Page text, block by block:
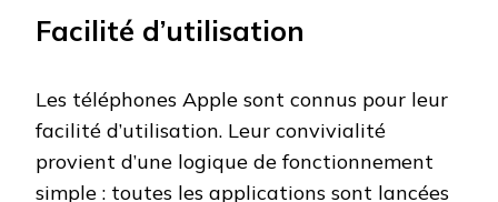
Facilité d’utilisation
Les téléphones Apple sont connus pour leur
facilité d’utilisation. Leur convivialité
provient d’une logique de fonctionnement
simple : toutes les applications sont lancées